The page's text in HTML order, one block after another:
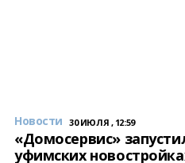
Новости 30 ИЮЛЯ , 12:59
«Домосервис»
уфимских